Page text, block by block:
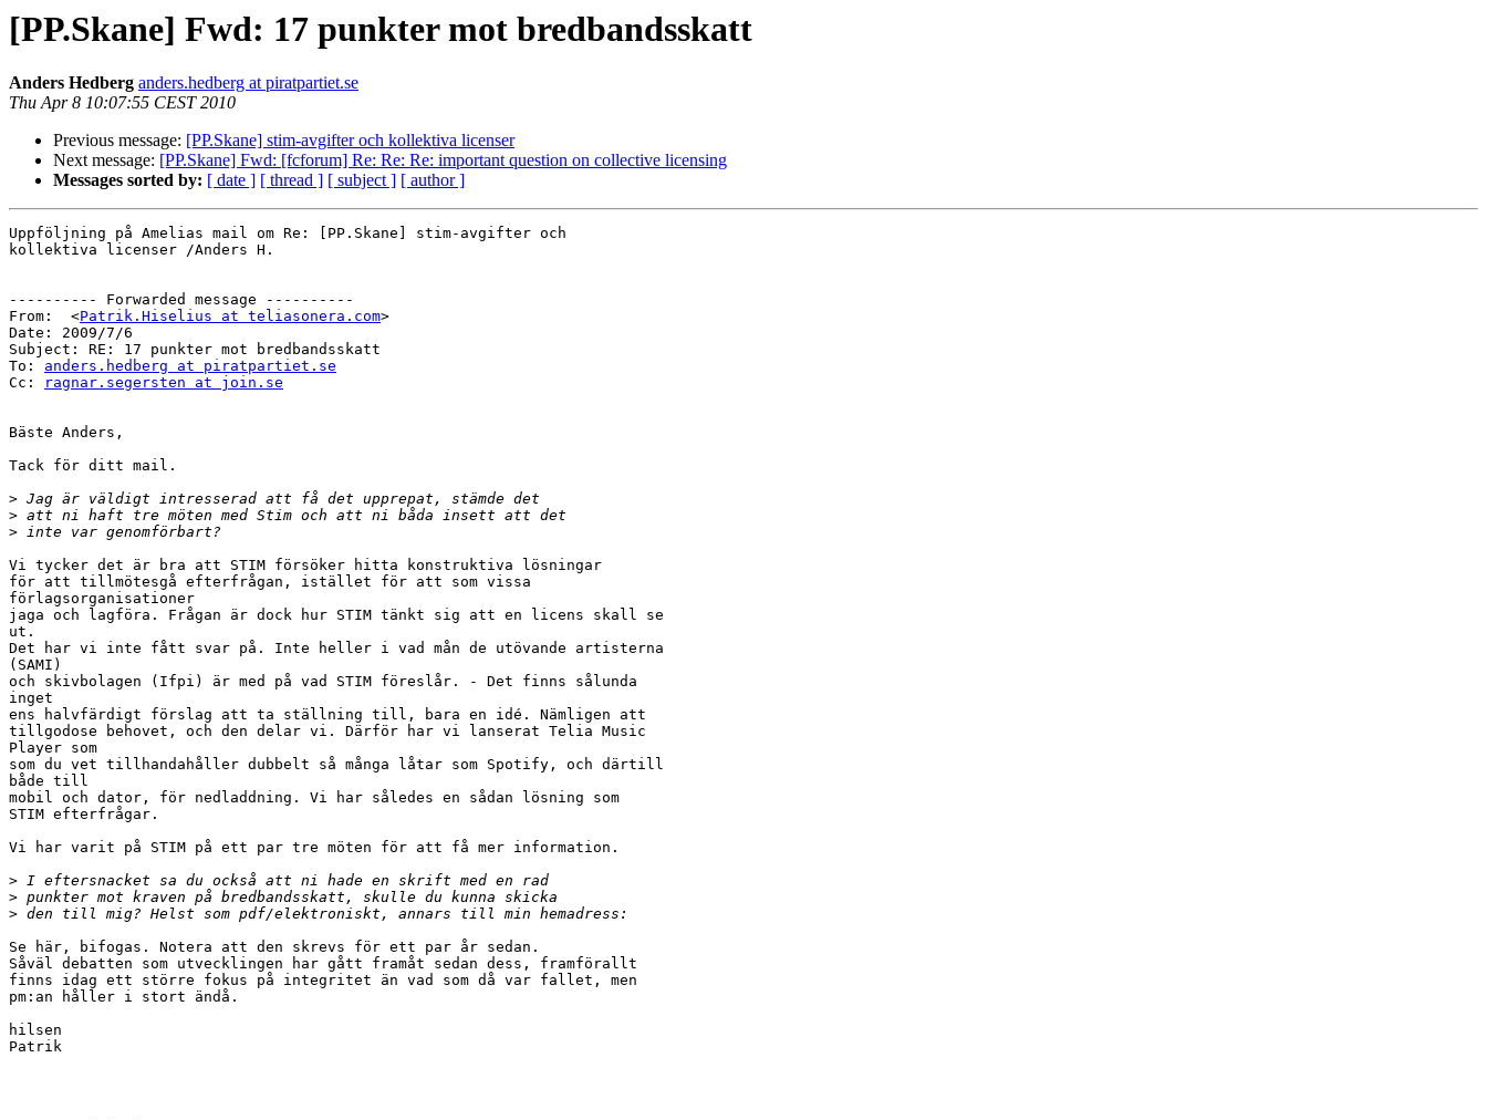
[PP.Skane] Fwd: 17 punkter mot bredbandsskatt
Anders Hedberg anders.hedberg at piratpartiet.se
Thu Apr 8 10:07:55 CEST 2010
Previous message: [PP.Skane] stim-avgifter och kollektiva licenser
Next message: [PP.Skane] Fwd: [fcforum] Re: Re: Re: important question on collective licensing
Messages sorted by: [ date ] [ thread ] [ subject ] [ author ]
Uppföljning på Amelias mail om Re: [PP.Skane] stim-avgifter och
kollektiva licenser /Anders H.
---------- Forwarded message ----------
From:  <Patrik.Hiselius at teliasonera.com>
Date: 2009/7/6
Subject: RE: 17 punkter mot bredbandsskatt
To: anders.hedberg at piratpartiet.se
Cc:
ragnar.segersten at join.se
Bäste Anders,
Tack för ditt mail.
>
>
>
Vi tycker det är bra att STIM försöker hitta konstruktiva lösningar
för att tillmötesgå efterfrågan, istället för att som vissa
förlagsorganisationer
jaga och lagföra. Frågan är dock hur STIM tänkt sig att en licens skall se
ut.
Det har vi inte fått svar på. Inte heller i vad mån de utövande artisterna
(SAMI)
och skivbolagen (Ifpi) är med på vad STIM föreslår. - Det finns sålunda
inget
ens halvfärdigt förslag att ta ställning till, bara en idé. Nämligen att
tillgodose behovet, och den delar vi. Därför har vi lanserat Telia Music
Player som
som du vet tillhandahåller dubbelt så många låtar som Spotify, och därtill
både till
mobil och dator, för nedladdning. Vi har således en sådan lösning som
STIM efterfrågar.
Vi har varit på STIM på ett par tre möten för att få mer information.
>
>
>
Se här, bifogas. Notera att den skrevs för ett par år sedan.
Såväl debatten som utvecklingen har gått framåt sedan dess, framförallt
finns idag ett större fokus på integritet än vad som då var fallet, men
pm:an håller i stort ändå.
hilsen
Patrik